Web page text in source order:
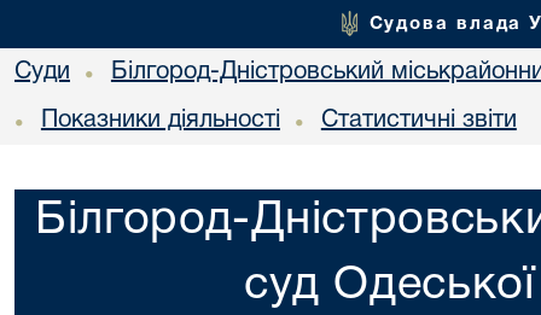
Судова влада
Суди • Білгород-Дністровський
• Показники діяльності • Статистичні звіти
Білгород-
суд Одеської